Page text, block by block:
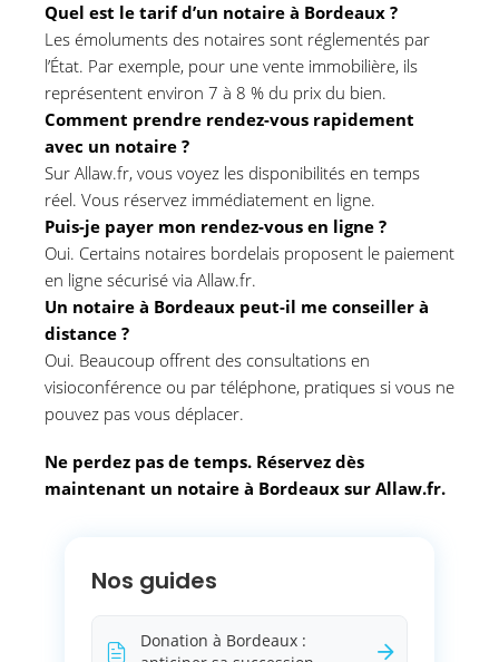
Quel est le tarif d’un notaire à Bordeaux ?
Les émoluments des notaires sont réglementés par
l’État. Par exemple, pour une vente immobilière, ils
représentent environ 7 à 8 % du prix du bien.
Comment prendre rendez-vous rapidement
avec un notaire ?
Sur Allaw.fr, vous voyez les disponibilités en temps
réel. Vous réservez immédiatement en ligne.
Puis-je payer mon rendez-vous en ligne ?
Oui. Certains notaires bordelais proposent le paiement
en ligne sécurisé via Allaw.fr.
Un notaire à Bordeaux peut-il me conseiller à
distance ?
Oui. Beaucoup offrent des consultations en
visioconférence ou par téléphone, pratiques si vous ne
pouvez pas vous déplacer.
Ne perdez pas de temps. Réservez dès
maintenant un notaire à Bordeaux sur Allaw.fr.
Nos guides
Donation à Bordeaux :